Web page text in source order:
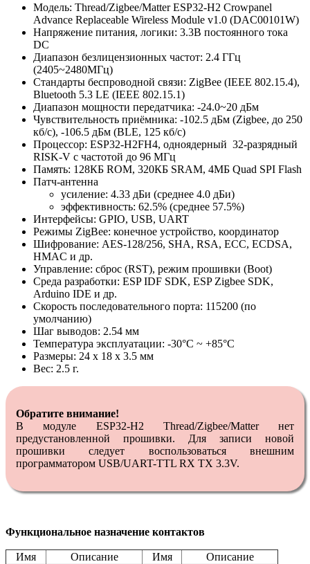
Модель: Thread/Zigbee/Matter ESP32-H2 Crowpanel
Advance Replaceable Wireless Module v1.0 (DAC00101W)
Напряжение питания, логики: 3.3В постоянного тока
DC
Диапазон безлицензионных частот: 2.4 ГГц
(2405~2480МГц)
Стандарты беспроводной связи: ZigBee (IEEE 802.15.4),
Bluetooth 5.3 LE (IEEE 802.15.1)
Диапазон мощности передатчика: -24.0~20 дБм
Чувствительность приёмника: -102.5 дБм (Zigbee, до 250
кб/с), -106.5 дБм (BLE, 125 кб/с)
Процессор: ESP32-H2FH4, одноядерный 32-разрядный
RISK-V с частотой до 96 МГц
Память: 128КБ ROM, 320КБ SRAM, 4МБ Quad SPI Flash
Патч-антенна
усиление: 4.33 дБи (среднее 4.0 дБи)
эффективность: 62.5% (среднее 57.5%)
Интерфейсы: GPIO, USB, UART
Режимы ZigBee: конечное устройство, координатор
Шифрование: AES-128/256, SHA, RSA, ECC, ECDSA,
HMAC и др.
Управление: сброс (RST), режим прошивки (Boot)
Среда разработки: ESP IDF SDK, ESP Zigbee SDK,
Arduino IDE и др.
Скорость последовательного порта: 115200 (по
умолчанию)
Шаг выводов: 2.54 мм
Температура эксплуатации: -30°С ~ +85°С
Размеры: 24 х 18 х 3.5 мм
Вес: 2.5 г.
Обратите внимание!
В модуле ESP32-H2 Thread/Zigbee/Matter нет
предустановленной прошивки. Для записи новой
прошивки следует воспользоваться внешним
программатором USB/UART-TTL RX TX 3.3V.
Функциональное назначение контактов
Имя Описание Имя Описание